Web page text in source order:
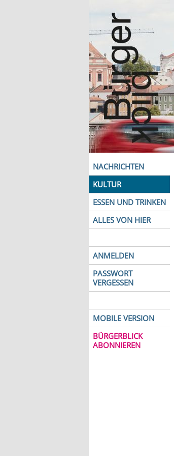
NACHRICHTEN
KULTUR
ESSEN UND TRINKEN
ALLES VON HIER
ANMELDEN
PASSWORT
VERGESSEN
MOBILE VERSION
BÜRGERBLICK
ABONNIEREN